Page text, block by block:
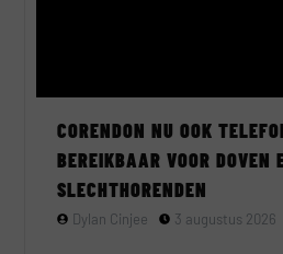
CORENDON NU OOK
BEREIKBAAR VOOR DOVEN
SLECHTHORENDEN
Dylan Cinjee 3 augustus 2026